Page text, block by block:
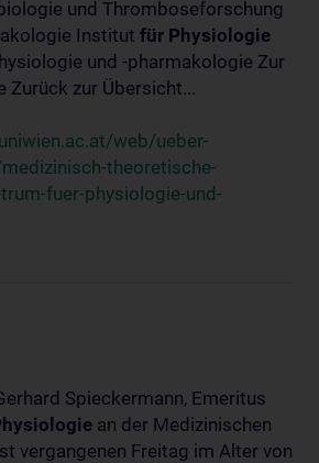
und Thromboseforschung
Institut für Physiologie
und -pharmakologie Zur
Zurück zur Übersicht...
web/ueber-
theoretische-
fuer-physiologie-und-
Spieckermann, Emeritus
an der Medizinischen
vergangenen Freitag im Alter von